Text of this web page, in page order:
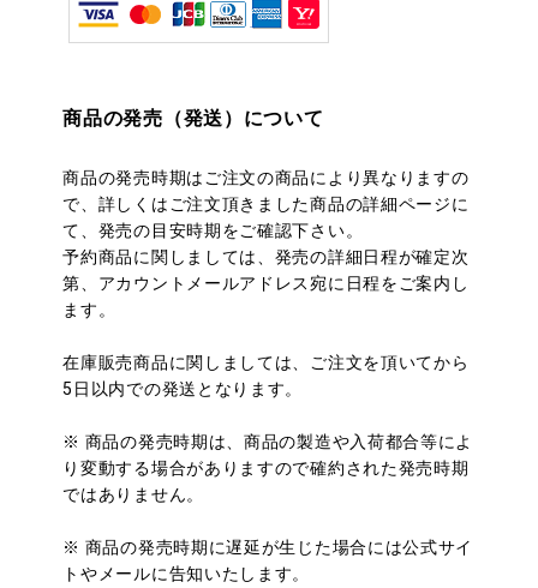
商品の発売（発送）について
商品の発売時期はご注文の商品により異なりますの
で、詳しくはご注文頂きました商品の詳細ページに
て、発売の目安時期をご確認下さい。
予約商品に関しましては、発売の詳細日程が確定次
第、アカウントメールアドレス宛に日程をご案内し
ます。
在庫販売商品に関しましては、ご注文を頂いてから
5日以内での発送となります。
※ 商品の発売時期は、商品の製造や入荷都合等によ
り変動する場合がありますので確約された発売時期
ではありません。
※ 商品の発売時期に遅延が生じた場合には公式サイ
トやメールに告知いたします。